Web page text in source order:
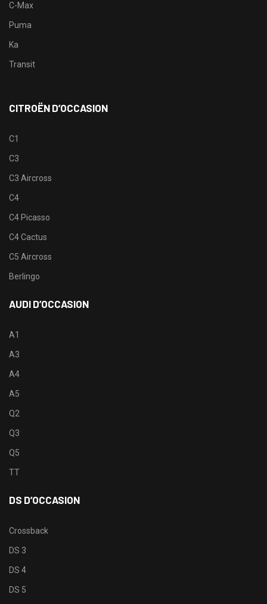
C-Max
Puma
Ka
Transit
CITROËN D’OCCASION
C1
C3
C3 Aircross
C4
C4 Picasso
C4 Cactus
C5 Aircross
Berlingo
AUDI D’OCCASION
A1
A3
A4
A5
Q2
Q3
Q5
TT
DS D’OCCASION
Crossback
DS 3
DS 4
DS 5